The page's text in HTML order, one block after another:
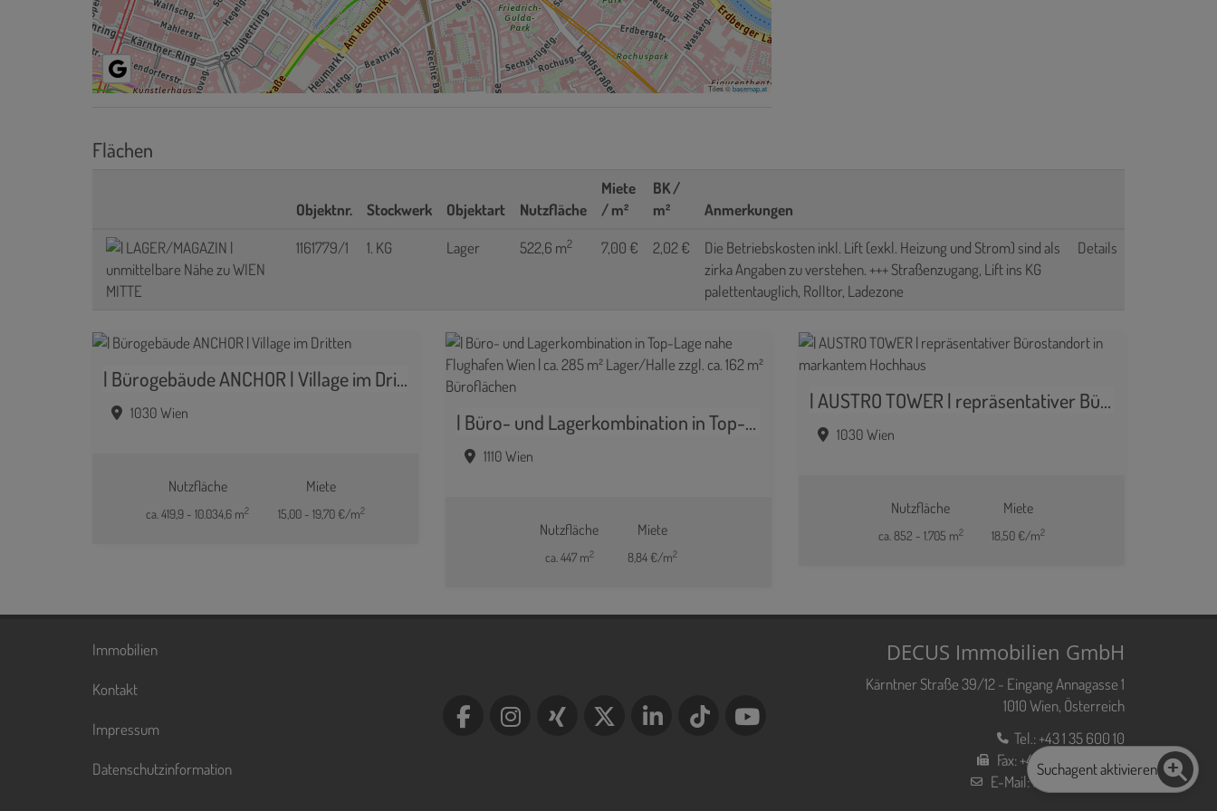
Tiles ©basemap.at
Flächen
Objektnr. Stockwerk Objektart Nutzfläche
Miete
/ m²
BK /
m²
Anmerkungen
1161779/1
1. KG Lager 522,6 m2 7,00 € 2,02 €
Die Betriebskosten inkl. Lift (exkl. Heizung und Strom) sind als
zirka Angaben zu verstehen. +++ Straßenzugang, Lift ins KG
palettentauglich, Rolltor, Ladezone
Details
| Bürogebäude ANCHOR | Village im Dritten
1030 Wien
Nutzfläche
ca. 419,9 - 10.034,6 m2
Miete
15,00 - 19,70 €/m2
| Büro- und Lagerkombination in Top-Lage nahe Flughafen Wien | ca. 285 m² Lager/Halle zzgl. ca. 162 m² Büroflächen
1110 Wien
Nutzfläche
ca. 447 m2
Miete
8,84 €/m2
| AUSTRO TOWER | repräsentativer Bürostandort in markantem Hochhaus
1030 Wien
Nutzfläche
ca. 852 - 1.705 m2
Miete
18,50 €/m2
Immobilien
Kontakt
Impressum
Datenschutzinformation
DECUS Immobilien GmbH
Kärntner Straße 39/12 - Eingang Annagasse 1
1010 Wien, Österreich
Tel.:+43 1 35 600 10
Fax:+43 1 35 600 10 80
E-Mail:office@decus.at
Suchagent aktivieren